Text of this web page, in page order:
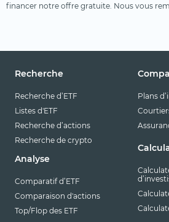
financer notre offre gratuite. Nous vous
Recherche
Recherche d’ETF
Listes d'ETF
Recherche d’actions
Recherche de crypto
Analyse
Comparatif d’ETF
Comparaison d'actions
Top/Flop des ETF
Plans